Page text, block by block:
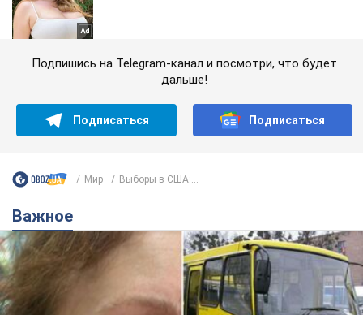
Подпишись на Telegram-канал и посмотри, что будет
дальше!
Подписаться Подписаться
Мир Выборы в США:...
Важное